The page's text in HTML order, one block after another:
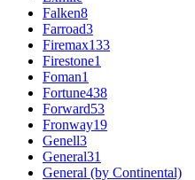
Falken8
Farroad3
Firemax133
Firestone1
Foman1
Fortune438
Forward53
Fronway19
Genell3
General31
General (by Continental)